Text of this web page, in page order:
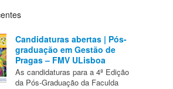
Candidaturas abertas | Pós-
graduação em Gestão de
Pragas – FMV ULisboa
As candidaturas para a 4ª Edição
da Pós-Graduação da Faculda